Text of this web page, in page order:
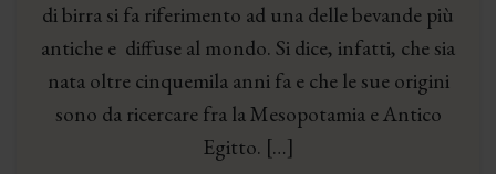
di birra si fa riferimento ad una delle bevande più
antiche e diffuse al mondo. Si dice, infatti, che sia
nata oltre cinquemila anni fa e che le sue origini
sono da ricercare fra la Mesopotamia e Antico
Egitto. […]